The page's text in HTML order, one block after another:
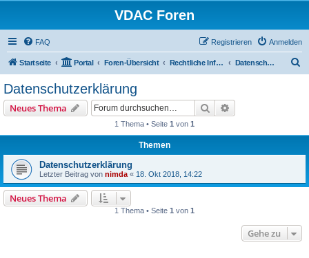
VDAC Foren
FAQ Anmelden
Registrieren
Startseite Portal Foren-Übersicht Rechtliche Informationen Datenschutzerklärung
Datenschutzerklärung
Neues Thema Suche
1 Thema • Seite 1 von 1
Themen
Datenschutzerklärung
Letzter Beitrag von nimda « 18. Okt 2018, 14:22
Neues Thema
1 Thema • Seite 1 von 1
Gehe zu